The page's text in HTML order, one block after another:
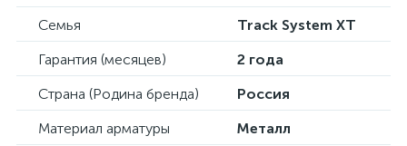
Семья
Track System XT
Гарантия (месяцев)
2 года
Страна (Родина бренда)
Россия
Материал арматуры
Металл